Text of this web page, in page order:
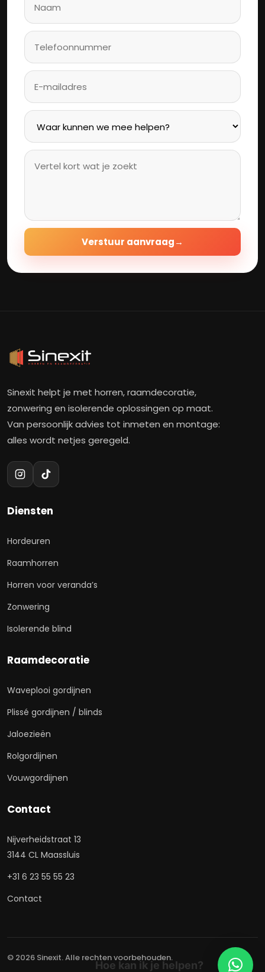
Verstuur aanvraag→
Sinexit helpt je met horren, raamdecoratie,
zonwering en isolerende oplossingen op maat.
Van persoonlijk advies tot inmeten en montage:
alles wordt netjes geregeld.
Diensten
Hordeuren
Raamhorren
Horren voor veranda’s
Zonwering
Isolerende blind
Raamdecoratie
Waveplooi gordijnen
Plissé gordijnen / blinds
Jaloezieën
Rolgordijnen
Vouwgordijnen
Contact
Nijverheidstraat 13
3144 CL Maassluis
+31 6 23 55 55 23
Contact
© 2026 Sinexit. Alle rechten voorbehouden.
Hoe kan ik je helpen?